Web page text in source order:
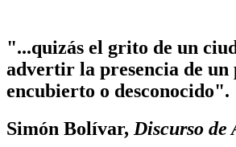
"...quizás el grito de un
advertir la presencia de un
encubierto o desconocido".
Simón Bolívar, Discurso de